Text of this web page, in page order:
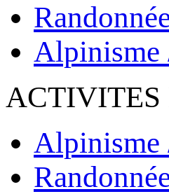
Alpinisme
ACTIVITES
Alpinisme